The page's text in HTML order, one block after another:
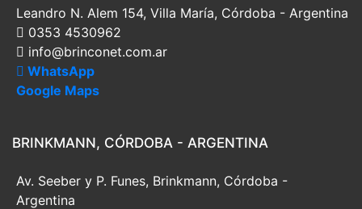
Leandro N. Alem 154, Villa María, Córdoba - Argentina
0353 4530962
info@brinconet.com.ar
WhatsApp
Google Maps
BRINKMANN, CÓRDOBA - ARGENTINA
Av. Seeber y P. Funes, Brinkmann, Córdoba -
Argentina